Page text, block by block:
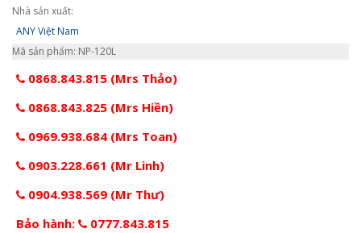
Nhà sản xuất:
ANY Việt Nam
Mã sản phẩm: NP-120L
0868.843.815 (Mrs Thảo)
0868.843.825 (Mrs Hiền)
0969.938.684 (Mrs Toan)
0903.228.661 (Mr Linh)
0904.938.569 (Mr Thư)
Bảo hành:
0777.843.815